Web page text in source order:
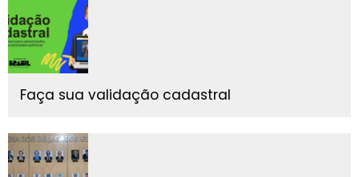
Faça sua validação cadastral